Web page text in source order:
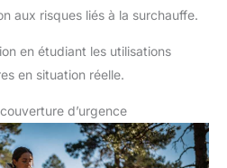
aux risques liés à la surchauffe.
en étudiant les utilisations
en situation réelle.
d’urgence